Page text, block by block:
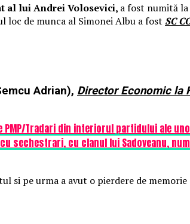
al lui Andrei Volosevici, a fost numită
de munca al Simonei Albu a fost SC
Adrian), Director Economic la
Tradari din interiorul partidului ale
cu clanul lui Sadoveanu,
si pe urma a avut o pierdere de